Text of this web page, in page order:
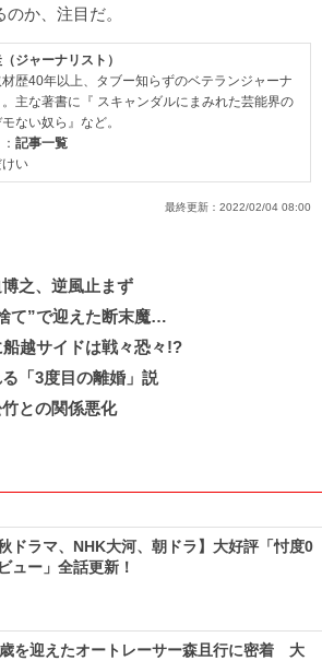
か、注目だ。
ジャーナリスト）
歴40年以上、タブー知らずのベテランジャーナ
。主な著書に『 スキャンダルにまみれた芸能界の
モない奴ら』など。
記事一覧
い
最終更新： 2022/02/04 08:00
之、逆風止まず
て”で迎えた断末魔…
越サイドは戦々恐々!?
「3度目の離婚」説
との関係悪化
秋ドラマ、NHK大河、朝ドラ】大好評「忖度0
ュー」全話更新！
を迎えたオートレーサー森且行に密着 大